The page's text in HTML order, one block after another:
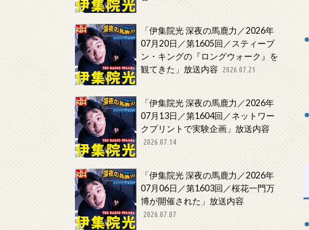
「伊集院光 深夜の馬鹿力／2026年
07月20日／第1605回／スティーブ
ン・キングの『ロングウォーク』を
観てきた」放送内容
2026.07.21
「伊集院光 深夜の馬鹿力／2026年
07月13日／第1604回／ネットワー
クプリントで実験企画」放送内容
2026.07.14
「伊集院光 深夜の馬鹿力／2026年
07月06日／第1603回／桜花一門万
博が開催された」放送内容
2026.07.07